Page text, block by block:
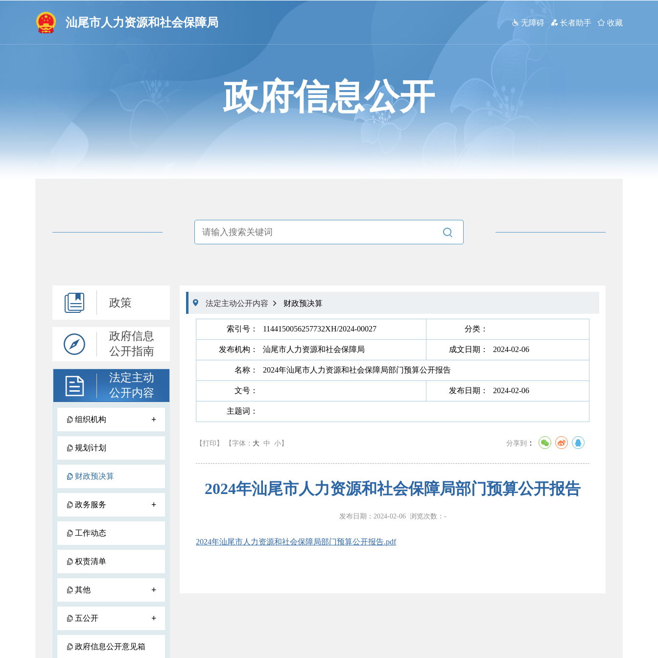
汕尾市人力资源和社会保障局  无障碍  长者助手  收藏
政府信息公开

政策
政府信息
公开指南
法定主动
公开内容
组织机构 +
规划计划
财政预决算
政务服务 +
工作动态
权责清单
其他 +
五公开 +
政府信息公开意见箱
 法定主动公开内容  财政预决算
索引号： 1144150056257732XH/2024-00027 分类：
发布机构： 汕尾市人力资源和社会保障局 成文日期： 2024-02-06
名称： 2024年汕尾市人力资源和社会保障局部门预算公开报告
文号： 发布日期： 2024-02-06
主题词：
【打印】 【字体： 大 中 小 】 分享到 ：
2024年汕尾市人力资源和社会保障局部门预算公开报告
发布日期：2024-02-06 浏览次数： -
2024年汕尾市人力资源和社会保障局部门预算公开报告.pdf